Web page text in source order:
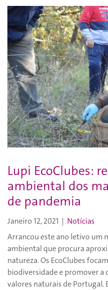
Lupi EcoClubes:
ambiental dos
de pandemia
Janeiro 12, 2021 | Notícias
Arrancou este ano letivo um
ambiental que procura
natureza. Os EcoClubes
biodiversidade e promover a
valores naturais de Portugal.